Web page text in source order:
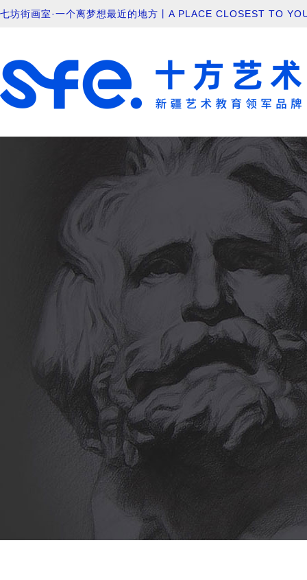
七坊街画室·一个离梦想最近的地方丨A PLACE CLOSEST TO